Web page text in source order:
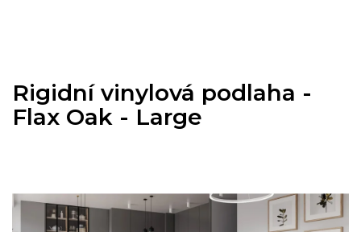
Rigidní vinylová podlaha -
Flax Oak - Large